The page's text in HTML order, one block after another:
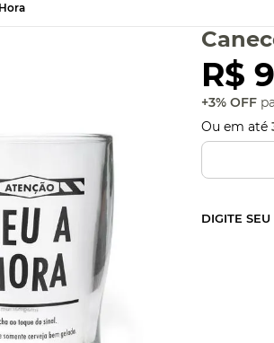
R$
+3% OFF
Ou em até
DIGITE